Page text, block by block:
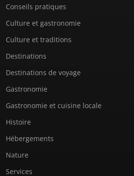
Conseils pratiques
Culture et gastronomie
Culture et traditions
Destinations
Destinations de voyage
Gastronomie
Gastronomie et cuisine locale
Histoire
Hébergements
Nature
Services